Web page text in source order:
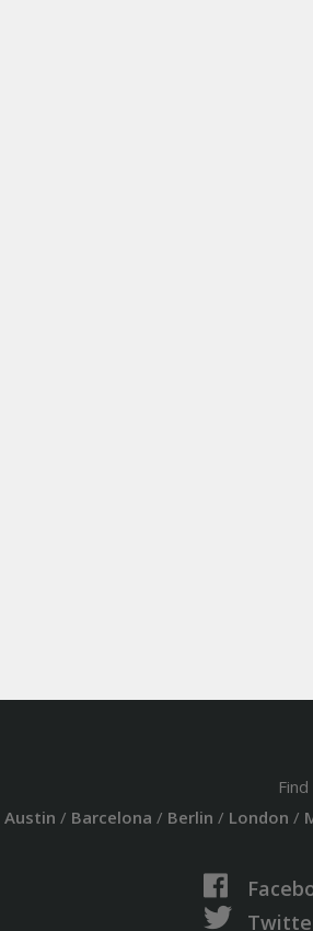
Find
Austin / Barcelona / Berlin / London /